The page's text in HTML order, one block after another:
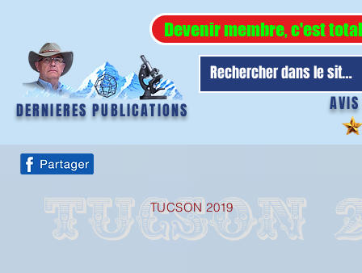
Devenir membre, c'est
DERNIERES PUBLICATIONS
TUCSON 2019